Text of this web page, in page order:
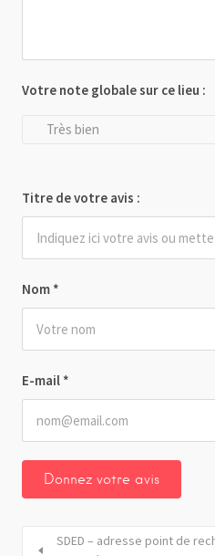
Nom *
E-mail *
Votre note globale sur ce lieu :
Très bien
Titre de votre avis :
SDED – adresse point de